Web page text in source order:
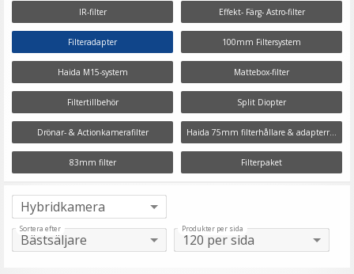
IR-filter Effekt- Färg- Astro-filter
Filteradapter 100mm Filtersystem
Haida M15-system Mattebox-filter
Filtertillbehör Split Diopter
Drönar- & Actionkamerafilter Haida 75mm filterhållare & adapterring
83mm filter Filterpaket
Sortera efter Produkter per sida